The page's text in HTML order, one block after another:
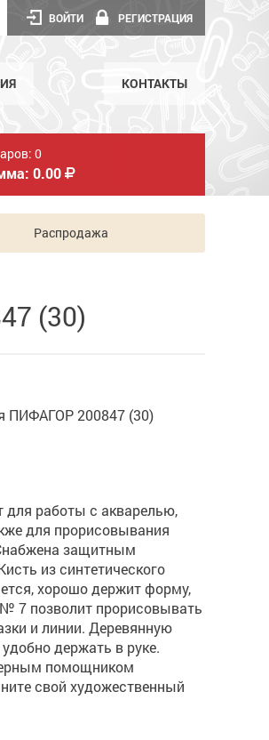
ВОЙТИ РЕГИСТРАЦИЯ
КОНТАКТЫ
0
0.00
Распродажа
(30)
ПИФАГОР 200847 (30)
работы с акварелью,
для прорисовывания
защитным
из синтетического
хорошо держит форму,
7 позволит прорисовывать
и линии. Деревянную
держать в руке.
помощником
свой художественный